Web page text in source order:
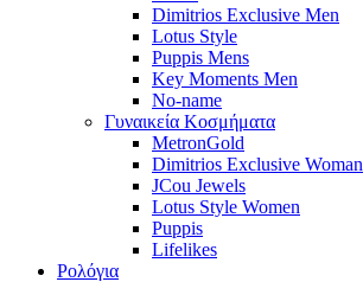
Dimitrios Exclusive Men
Lotus Style
Puppis Mens
Key Moments Men
No-name
Γυναικεία Κοσμήματα
MetronGold
Dimitrios Exclusive Woman
JCou Jewels
Lotus Style Women
Puppis
Lifelikes
Ρολόγια